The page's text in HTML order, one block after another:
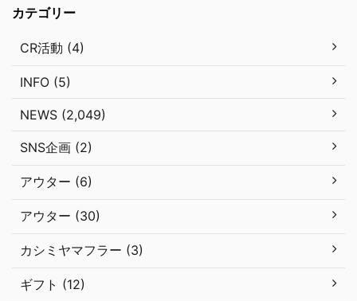
カテゴリー
CR活動 (4)
INFO (5)
NEWS (2,049)
SNS企画 (2)
アウター (6)
アウター (30)
カシミヤマフラー (3)
ギフト (12)